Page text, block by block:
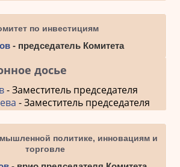
по инвестициям
- председатель Комитета
досье
- Заместитель председателя
- Заместитель председателя
политике, инновациям и
торговле